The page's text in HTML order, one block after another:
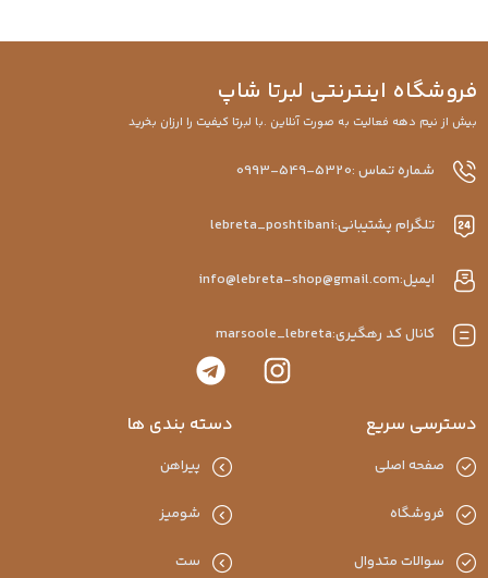
فروشگاه اینترنتی لبرتا شاپ
بیش از نیم دهه فعالیت به صورت آنلاین .با لبرتا کیفیت را ارزان بخرید
شماره تماس :5320-549-0993
تلگرام پشتیبانی:lebreta_poshtibani
ایمیل:info@lebreta-shop@gmail.com
کانال کد رهگیری:marsoole_lebreta
دسترسی سریع
صفحه اصلی
فروشگاه
سوالات متدوال
دسته بندی ها
پیراهن
شومیز
ست